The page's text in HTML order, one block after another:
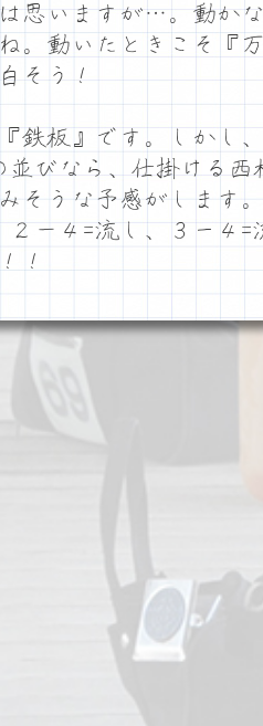
思いますが…。動か
。動いたときこそ『
そう！
鉄板』です。しかし
びなら、仕掛ける西
そうな予感がします。
２－４=流し、３ー４=
！